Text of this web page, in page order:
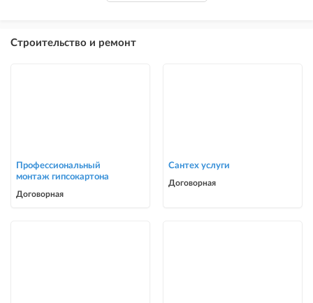
Строительство и ремонт
Профессиональный
монтаж гипсокартона
Договорная
Сантех услуги
Договорная